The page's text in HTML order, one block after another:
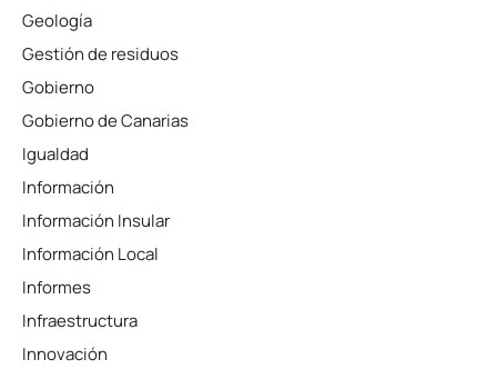
Geología
Gestión de residuos
Gobierno
Gobierno de Canarias
Igualdad
Información
Información Insular
Información Local
Informes
Infraestructura
Innovación